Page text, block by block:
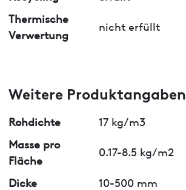
Thermische
Verwertung
nicht erfüllt
Weitere Produktangaben
Rohdichte
17 kg/m3
Masse pro
Fläche
0.17-8.5 kg/m2
Dicke
10-500 mm